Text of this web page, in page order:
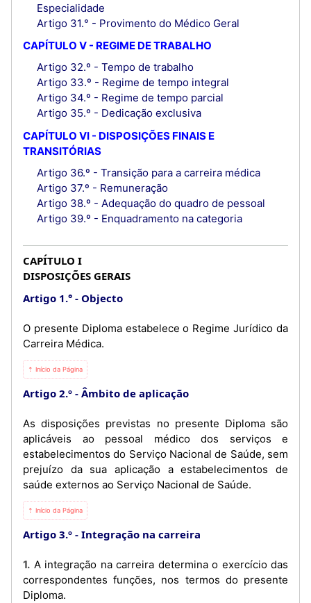
Especialidade
Artigo 31.° - Provimento do Médico Geral
CAPÍTULO V - REGIME DE TRABALHO
Artigo 32.º - Tempo de trabalho
Artigo 33.º - Regime de tempo integral
Artigo 34.º - Regime de tempo parcial
Artigo 35.º - Dedicação exclusiva
CAPÍTULO VI - DISPOSIÇÕES FINAIS E
TRANSITÓRIAS
Artigo 36.º - Transição para a carreira médica
Artigo 37.º - Remuneração
Artigo 38.º - Adequação do quadro de pessoal
Artigo 39.º - Enquadramento na categoria
CAPÍTULO I
DISPOSIÇÕES GERAIS
Artigo 1.°
Objecto
O presente Diploma estabelece o Regime Jurídico da
Carreira Médica.
⇡ Início da Página
Artigo 2.º Âmbito de aplicação
As disposições previstas no presente Diploma são
aplicáveis ao pessoal médico dos serviços e
estabelecimentos do Serviço Nacional de Saúde, sem
prejuízo da sua aplicação a estabelecimentos de
saúde externos ao Serviço Nacional de Saúde.
⇡ Início da Página
Artigo 3.º Integração na carreira
1. A integração na carreira determina o exercício das
correspondentes funções, nos termos do presente
Diploma.